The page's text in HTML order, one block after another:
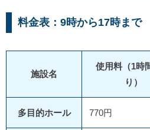
料金表：9時から17時まで
施設名
使用料（1時
り）
多目的ホール 770円